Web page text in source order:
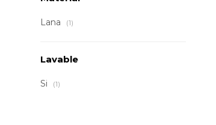
Lana (1)
Lavable
Si (1)